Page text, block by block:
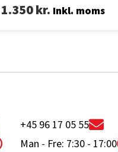
1.350kr. Inkl. moms
+45 96 17 05 55
Man - Fre: 7:30 - 17:00